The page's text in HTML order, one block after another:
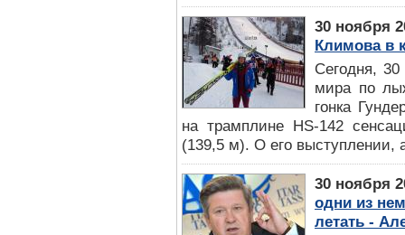
30 ноября
Климова в
Сегодня,
мира по
гонка
на трамплине HS-142
(139,5 м). О его выступлении,
30 ноября
одни из
летать -